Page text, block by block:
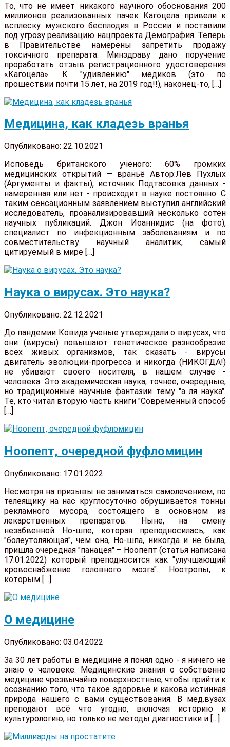
То, что не имеет никакого научного обоснования 200
миллионов реализованных пачек Кагоцела привели к
всплеску мужского бесплодия в России и поставили
под угрозу реализацию нацпроекта Демография. Теперь
в Правительстве намерены запретить продажу
токсичного препарата. Минздраву дано поручение
проработать отзыв регистрационного удостоверения
«Кагоцела». К "удивлению" медиков (это по
прошествии почти 15 лет, на 2019 год!!), наконец-то, […]
Медицина, как кладезь вранья
Опубликовано: 22.10.2021
Исповедь британского учёного: 60% громких
медицинских открытий — враньё Автор:Лев Пухлых
(Аргументы и факты), источник Подтасовка данных -
намеренная или нет - происходит в науке постоянно. С
таким сенсационным заявлением выступил английский
исследователь, проанализировавший несколько сотен
научных публикаций. Джон Иоаннидис (на фото),
специалист по инфекционным заболеваниям и по
совместительству научный аналитик, самый
цитируемый в мире […]
Наука о вирусах. Это наука?
Опубликовано: 22.12.2021
До пандемии Ковида ученые утверждали о вирусах, что
они (вирусы) повышают генетическое разнообразие
всех живых организмов, так сказать - вирусы
двигатель эволюции-прогресса и никогда (НИКОГДА!)
не убивают своего носителя, в нашем случае -
человека. Это академическая наука, точнее, очередные,
но традиционные научные фантазии тему "а ля наука".
Те, кто читал вторую часть книги "Современный способ
[…]
Ноопепт, очередной фуфломицин
Опубликовано: 17.01.2022
Несмотря на призывы не заниматься самолечением, по
телеящику на нас круглосуточно обрушивается тонны
рекламного мусора, состоящего в основном из
лекарственных препаратов. Ныне, на смену
незабвенной Но-шпе, которая преподносилась, как
"болеутоляющая", чем она, Но-шпа, никогда и не была,
пришла очередная "панацея" – Ноопепт (статья написана
17.01.2022) который преподносится как "улучшающий
кровоснабжение головного мозга". Ноотропы, к
которым […]
О медицине
Опубликовано: 03.04.2022
За 30 лет работы в медицине я понял одно - я ничего не
знаю о человеке. Медицинские знания о собственно
медицине чрезвычайно поверхностные, чтобы прийти к
осознанию того, что такое здоровье и какова истинная
природа нашего с вами существования. В мед.вузах
преподают всё что угодно, включая историю и
культурологию, но только не методы диагностики и […]